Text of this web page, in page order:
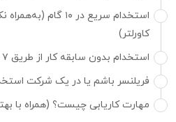
استخدام سریع در ۱۰
کاورلتر)
استخدام بدون سابقه کار از طریق ۷ روش مؤثر و کاربردی
فریلنسر باشم یا در یک شرکت
مهارت کاریابی چیست؟ (همراه با